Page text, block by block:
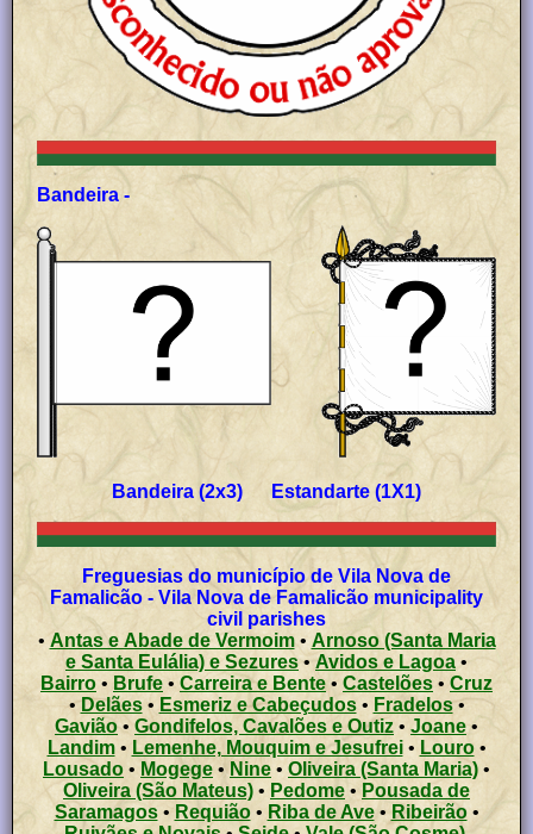
Bandeira -
Bandeira (2x3) Estandarte (1X1)
Freguesias do município de Vila Nova de
Famalicão - Vila Nova de Famalicão municipality
civil parishes
•Antas e Abade de Vermoim• Arnoso (Santa Maria
e Santa Eulália) e Sezures• Avidos e Lagoa •
Bairro • Brufe • Carreira e Bente • Castelões • Cruz
•Delães• Esmeriz e Cabeçudos • Fradelos•
Gavião• Gondifelos, Cavalões e Outiz • Joane•
Landim• Lemenhe, Mouquim e Jesufrei• Louro•
Lousado • Mogege • Nine • Oliveira (Santa Maria) •
Oliveira (São Mateus) • Pedome • Pousada de
Saramagos• Requião• Riba de Ave• Ribeirão•